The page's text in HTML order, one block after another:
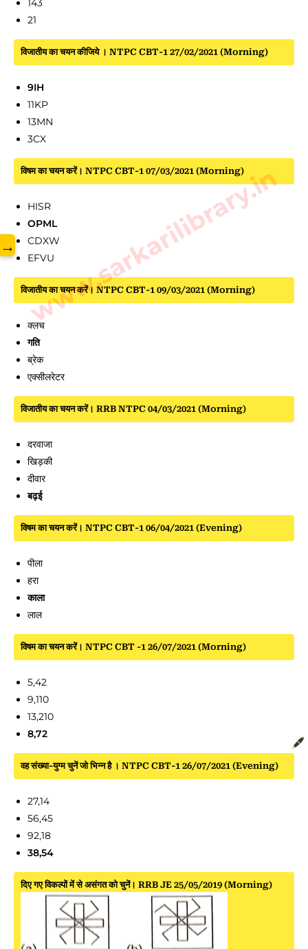
143
21
विजातीय का चयन कीजिये । NTPC CBT-1 27/02/2021 (Morning)
9IH
11KP
13MN
3CX
विषम का चयन करें। NTPC CBT-1 07/03/2021 (Morning)
HISR
OPML
CDXW
EFVU
विजातीय का चयन करें। NTPC CBT-1 09/03/2021 (Morning)
क्लच
गति
ब्रेक
एक्सीलरेटर
विजातीय का चयन करें। RRB NTPC 04/03/2021 (Morning)
दरवाजा
खिड़की
दीवार
बढ़ई
विषम का चयन करें। NTPC CBT-1 06/04/2021 (Evening)
पीला
हरा
काला
लाल
विषम का चयन करें। NTPC CBT -1 26/07/2021 (Morning)
5,42
9,110
13,210
8,72
वह संख्या-युग्म चुनें जो भिन्न है । NTPC CBT-1 26/07/2021 (Evening)
27,14
56,45
92,18
38,54
दिए गए विकल्पों में से असंगत को चुनें। RRB JE 25/05/2019 (Morning)
www.sarkarilibrary.in
→